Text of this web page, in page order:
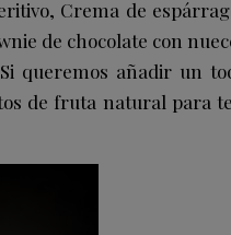
, Crema de
de chocolate con
queremos añadir un
de fruta natural para